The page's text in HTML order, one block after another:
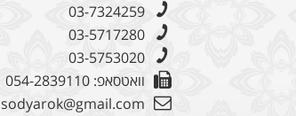
03-7324259
03-5717280
03-5753020
וואטסאפ: 054-2839110
sodyarok@gmail.com